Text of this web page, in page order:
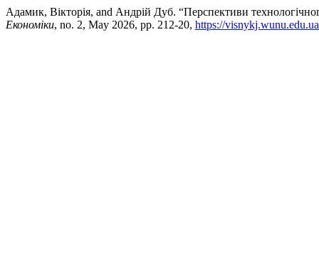
Адамик, Вікторія, and Андрій Дуб. “Перспективи
Економіки, no. 2, May 2026, pp. 212-20, https://